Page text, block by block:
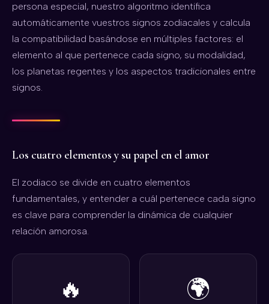
🎁
GRATIS
persona especial, nuestro algoritmo identifica
automáticamente vuestros signos zodiacales y calcula
la compatibilidad basándose en múltiples factores: el
elemento al que pertenece cada signo, su modalidad,
los planetas regentes y los aspectos tradicionales entre
signos.
Los cuatro elementos y su papel en el amor
El zodiaco se divide en cuatro elementos
fundamentales, y entender a cuál pertenece cada signo
es clave para comprender la dinámica de cualquier
relación amorosa.
🔥 🌍